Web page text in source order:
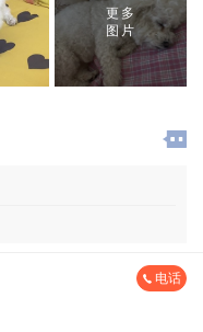
更多
图片
电话